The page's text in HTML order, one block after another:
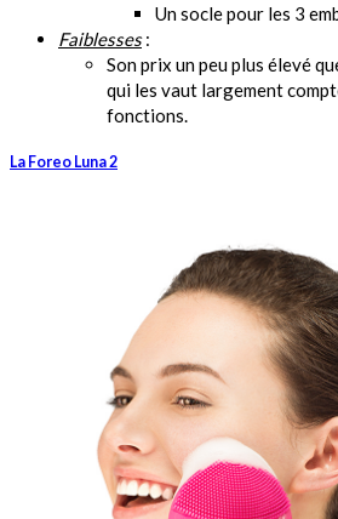
Un socle pour les 3
Faiblesses:
Son prix un peu plus élevé
qui les vaut largement
fonctions.
La Foreo Luna 2